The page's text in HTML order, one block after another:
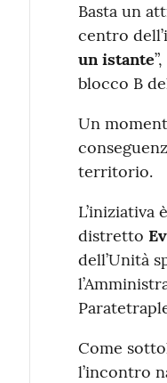
Basta un
centro
un istante
blocco B
Un
territorio.
distretto
dell’Unità
Come
l’incontro